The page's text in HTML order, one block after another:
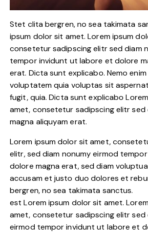
Stet clita bergren, no sea takimata
ipsum dolor sit amet. Lorem ipsum
consetetur sadipscing elitr sed diam
tempor invidunt ut labore et dolore
erat. Dicta sunt explicabo. Nemo enim
voluptatem quia voluptas sit
fugit, quia. Dicta sunt explicabo
amet, consetetur sadipscing elitr sed
magna aliquyam erat.
Lorem ipsum dolor sit amet,
elitr, sed diam nonumy eirmod
dolore magna erat, sed diam
accusam et justo duo dolores et
bergren, no sea takimata sanctus.
est Lorem ipsum dolor sit amet.
amet, consetetur sadipscing elitr sed
eirmod tempor invidunt ut labore et